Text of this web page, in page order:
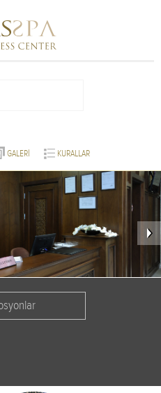
GALERİ KURALLAR